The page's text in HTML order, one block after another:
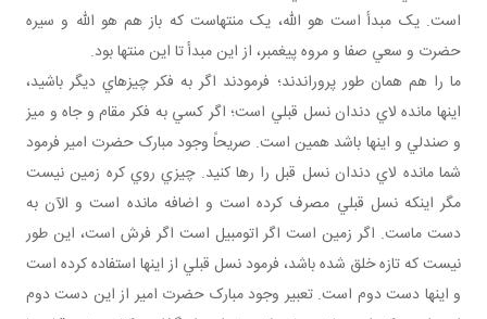
است. يک مبدأ است هو الله، يک منتهاست که باز هم هو الله و سيره
حضرت و سعي صفا و مروه پيغمبر، از اين مبدأ تا اين منتها بود.
ما را هم همان‌ طور پروراندند؛ فرمودند اگر به فکر چيزهاي ديگر باشيد،
اينها مانده لاي دندان نسل قبلي است؛ اگر کسي به فکر مقام و جاه و ميز
و صندلي و اينها باشد همين است. صريحاً وجود مبارک حضرت امير فرمود
شما مانده لاي دندان نسل قبل را رها کنيد. چيزي روي کره زمين نيست
مگر اينکه نسل قبلي مصرف کرده است و اضافه مانده است و الآن به
دست ماست. اگر زمين است اگر اتومبيل است اگر فرش است، اين ‌طور
نيست که تازه خلق شده باشد، فرمود نسل قبلي از اينها استفاده کرده است
و اينها دست دوم است. تعبير وجود مبارک حضرت امير از اين دست دوم